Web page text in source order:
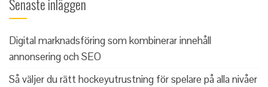
Senaste inläggen
Digital marknadsföring som kombinerar innehåll
annonsering och SEO
Så väljer du rätt hockeyutrustning för spelare på alla nivåer